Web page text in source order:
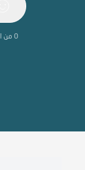
0 من